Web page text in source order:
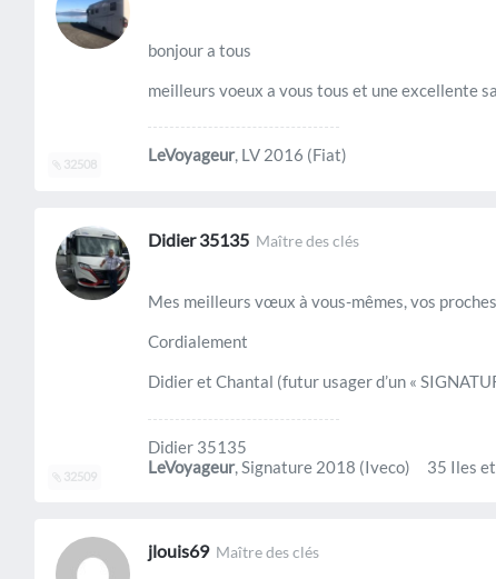
32508
bonjour a tous
meilleurs voeux a vous tous et une excellente
LeVoyageur, LV 2016 (Fiat)
Didier 35135 Maître des clés
32509
Mes meilleurs vœux à vous-mêmes, vos proches
Cordialement
Didier et Chantal (futur usager d’un «
Didier 35135
LeVoyageur, Signature 2018 (Iveco) 35 Iles
jlouis69 Maître des clés